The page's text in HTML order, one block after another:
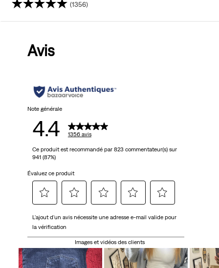
(1356)
avis
Avis
Note générale
4.4 1356 avis
Ce produit est recommandé par 823 commentateur(s) sur
941 (87%)
Évaluez ce produit
pour
attribuer
à
l'article.
pour
attribuer
2 étoiles
à
l'article.
pour
3 étoiles
à
l'article.
pour
4 étoiles
à
l'article.
pour
à
l'article.
L'ajout d'un avis nécessite une adresse e-mail valide pour
la vérification
Images et vidéos des clients